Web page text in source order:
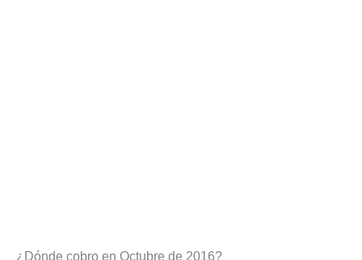
¿Dónde cobro en Octubre de 2016?